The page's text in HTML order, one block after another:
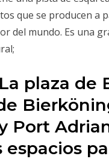
que se producen a
del mundo. Es una
plaza de
Port
espacios